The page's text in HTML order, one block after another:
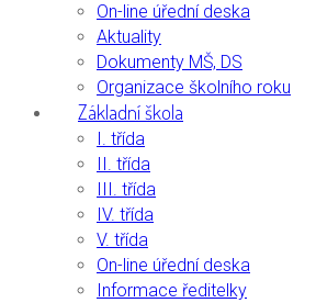
On-line úřední deska
Aktuality
Dokumenty MŠ, DS
Organizace školního roku
Základní škola
I. třída
II. třída
III. třída
IV. třída
V. třída
On-line úřední deska
Informace ředitelky